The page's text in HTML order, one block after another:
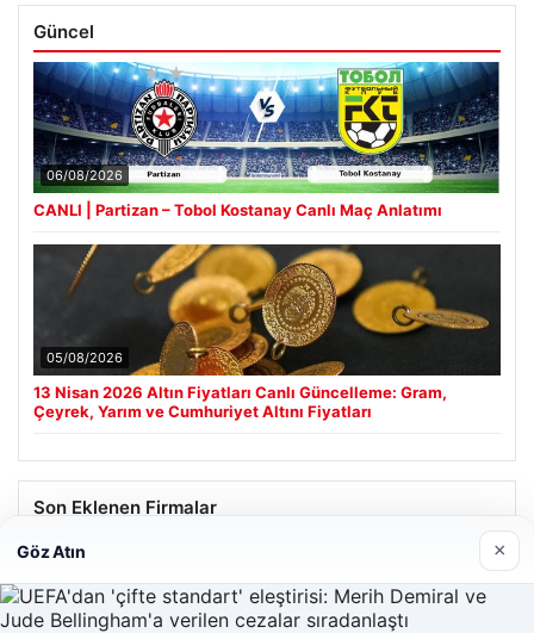
Güncel
06/08/2026
CANLI | Partizan – Tobol Kostanay Canlı Maç Anlatımı
05/08/2026
13 Nisan 2026 Altın Fiyatları Canlı Güncelleme: Gram,
Çeyrek, Yarım ve Cumhuriyet Altını Fiyatları
Son Eklenen Firmalar
Hastaş Beton
26/05/2026
Göz Atın ×